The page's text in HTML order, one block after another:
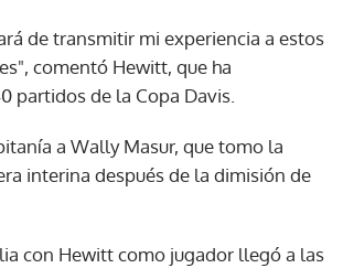
de transmitir mi experiencia a estos
comentó Hewitt, que ha
partidos de la Copa Davis.
a Wally Masur, que tomo la
interina después de la dimisión de
con Hewitt como jugador llegó a las